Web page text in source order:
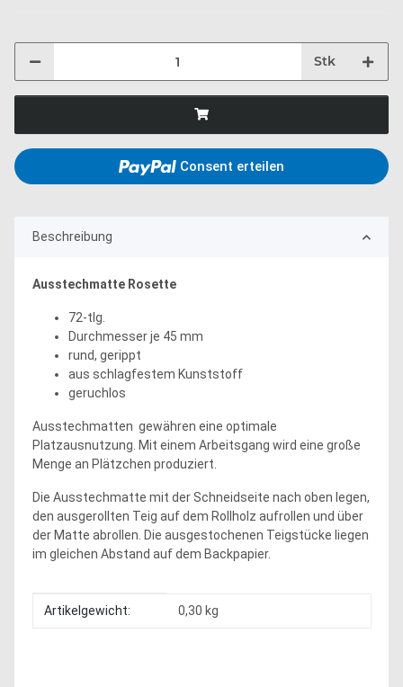
Stk
Consent erteilen
Beschreibung
Ausstechmatte Rosette
72-tlg.
Durchmesser je 45 mm
rund, gerippt
aus schlagfestem Kunststoff
geruchlos
Ausstechmatten gewähren eine optimale
Platzausnutzung. Mit einem Arbeitsgang wird eine große
Menge an Plätzchen produziert.
Die Ausstechmatte mit der Schneidseite nach oben legen,
den ausgerollten Teig auf dem Rollholz aufrollen und über
der Matte abrollen. Die ausgestochenen Teigstücke liegen
im gleichen Abstand auf dem Backpapier.
Produkteigenschaft
Wert
Artikelgewicht: 0,30 kg